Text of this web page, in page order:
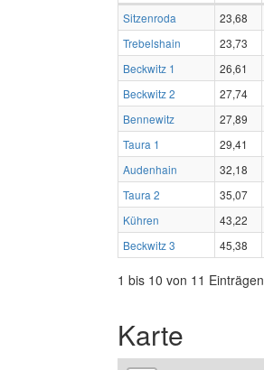
Sitzenroda
23,68
Trebelshain
23,73
Beckwitz 1
26,61
Beckwitz 2
27,74
Bennewitz
27,89
Taura 1
29,41
Audenhain
32,18
Taura 2
35,07
Kühren
43,22
Beckwitz 3
45,38
1 bis 10 von 11 Einträgen
Karte